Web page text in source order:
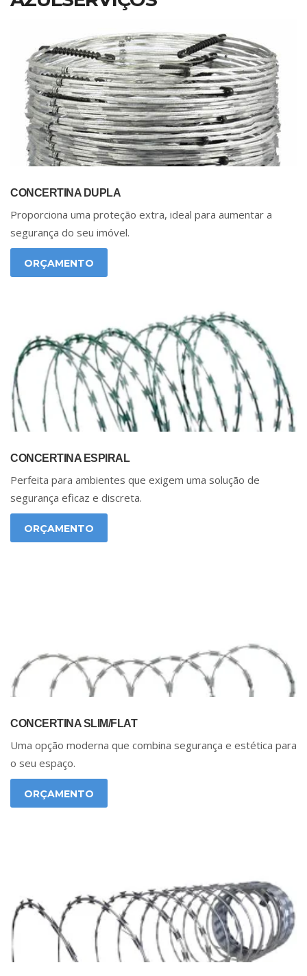
CONCERTINA DUPLA
Proporciona uma proteção extra, ideal para aumentar a
segurança do seu imóvel.
ORÇAMENTO
CONCERTINA ESPIRAL
Perfeita para ambientes que exigem uma solução de
segurança eficaz e discreta.
ORÇAMENTO
CONCERTINA SLIM/FLAT
Uma opção moderna que combina segurança e estética para
o seu espaço.
ORÇAMENTO